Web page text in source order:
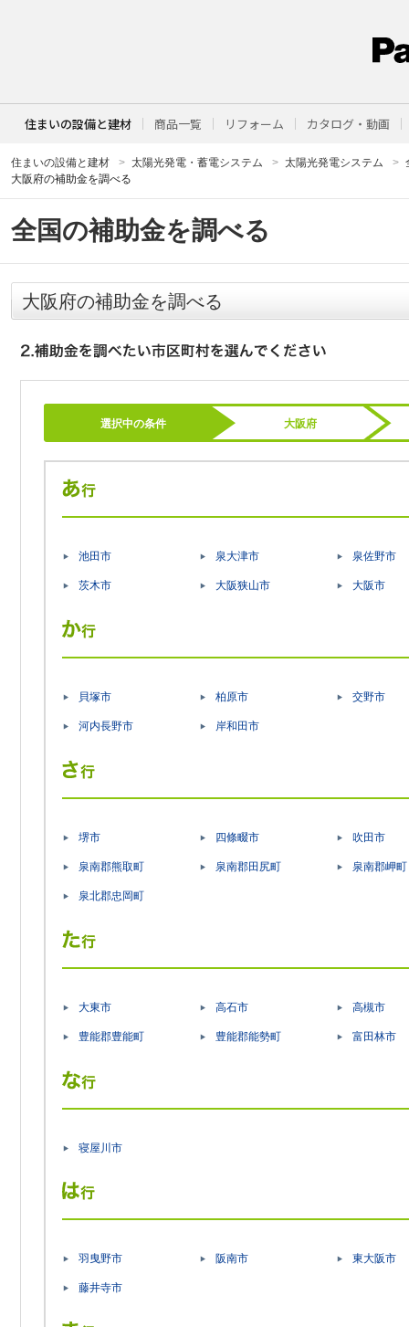
住まいの設備と建材 商品一覧 リフォーム カタログ・動画
住まいの設備と建材 太陽光発電・蓄電システム 太陽光発電システム
大阪府の補助金を調べる
全国の補助金を調べる
大阪府の補助金を調べる
選択中の条件 大阪府
池田市 泉大津市 泉佐野市
茨木市 大阪狭山市 大阪市
貝塚市 柏原市 交野市
河内長野市 岸和田市
堺市 四條畷市 吹田市
泉南郡熊取町 泉南郡田尻町 泉南郡岬町
泉北郡忠岡町
大東市 高石市 高槻市
豊能郡豊能町 豊能郡能勢町 富田林市
寝屋川市
羽曳野市 阪南市 東大阪市
藤井寺市